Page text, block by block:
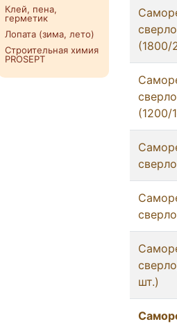
Клей, пена,
герметик
Лопата (зима, лето)
Строительная химия
PROSEPT
(1800/
(1200/
шт.)